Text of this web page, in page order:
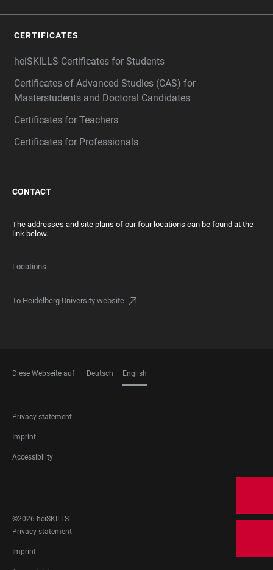
CERTIFICATES
heiSKILLS Certificates for Students
Certificates of Advanced Studies (CAS) for
Masterstudents and Doctoral Candidates
Certificates for Teachers
Certificates for Professionals
CONTACT
The addresses and site plans of our four locations can be found at the
link below.
Locations
To Heidelberg University website
Diese Webseite auf Deutsch English
FOOTER
LEGAL
Privacy statement
Imprint
Accessibility
MEDIA
©2026 heiSKILLS
FOOTER
LEGAL
Privacy statement
Imprint